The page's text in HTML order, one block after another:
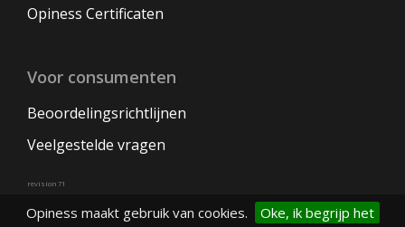
Opiness maakt gebruik van cookies. Oke, ik begrijp het
Opiness Certificaten
Voor consumenten
Beoordelingsrichtlijnen
Veelgestelde vragen
revision 71